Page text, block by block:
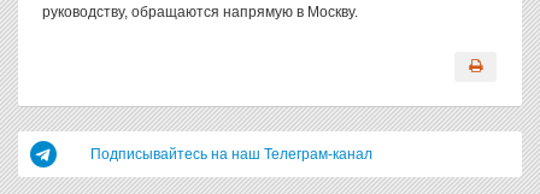
руководству, обращаются напрямую в Москву.
Подписывайтесь на наш Телеграм-канал